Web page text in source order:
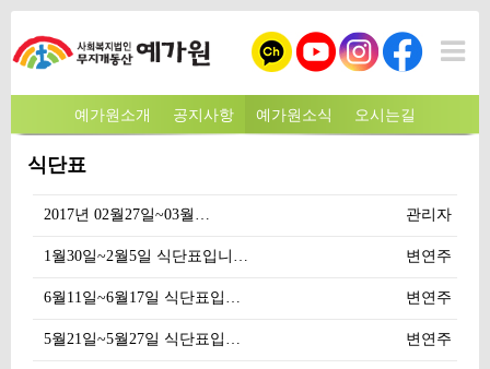
예가원소개 공지사항 예가원소식 오시는길
식단표
2017년 02월27일~03월… 관리자
1월30일~2월5일 식단표입니… 변연주
6월11일~6월17일 식단표입… 변연주
5월21일~5월27일 식단표입… 변연주